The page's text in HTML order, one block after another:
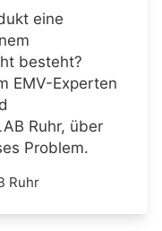
eine
besteht?
EMV-Experten
Ruhr, über
Problem.
Ruhr